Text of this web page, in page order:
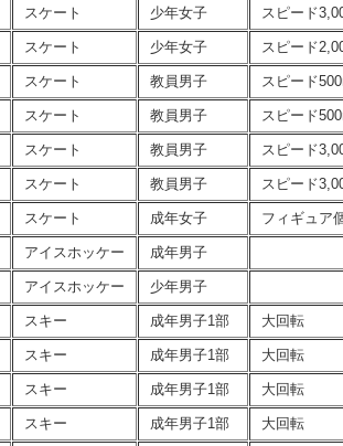
スケート 少年女子 スピード
スケート 少年女子 スピード
スケート 教員男子 スピード
スケート 教員男子 スピード
スケート 教員男子 スピード
スケート 教員男子 スピード
スケート 成年女子 フィギュア
アイスホッケー 成年男子
アイスホッケー 少年男子
スキー 成年男子1部 大回転
スキー 成年男子1部 大回転
スキー 成年男子1部 大回転
スキー 成年男子1部 大回転